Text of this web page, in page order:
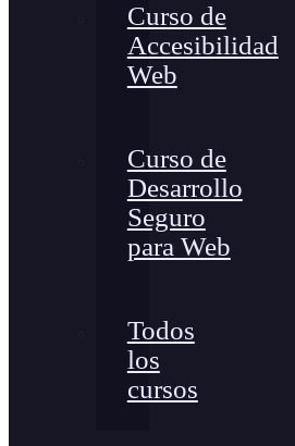
Curso de
Accesibilidad
Web
Curso de
Desarrollo
Seguro
para Web
Todos
los
cursos